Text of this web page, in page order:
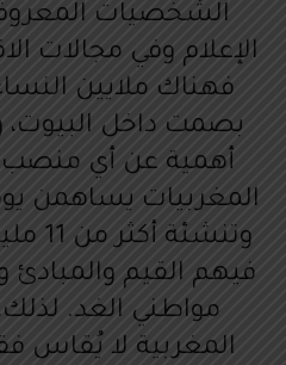
الشخصيات
الإعلام وفي مجالات
فهناك ملايين
بصمت داخل البيوت،
أهمية عن أي منصب
المغربيات يساهمن
فيهم القيم والمبادئ
مواطني الغد. لذلك،
المغربية لا يُقاس